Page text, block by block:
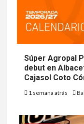
Súper Agropal
debut en
Cajasol Coto
1 semana atrás